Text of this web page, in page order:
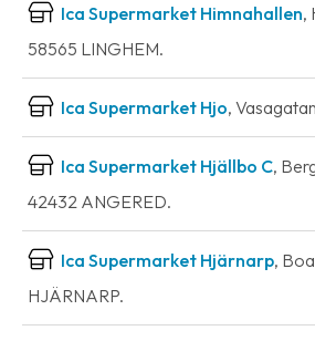
Ica Supermarket Himnahallen,
58565 LINGHEM.
Ica Supermarket Hjo,
Ica Supermarket Hjällbo C,
42432 ANGERED.
Ica Supermarket Hjärnarp,
HJÄRNARP.